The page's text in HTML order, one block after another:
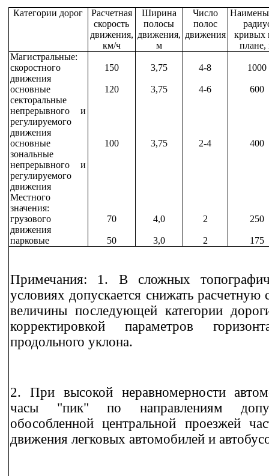
Категории дорог
Расчетная
скорость
движения,
км/ч
Ширина
полосы
движения,
м
Число
полос
движения
кривых
плане,
Магистральные:
скоростного
движения
150 3,75 4-8 1000
основные
секторальные
непрерывного и
регулируемого
движения
120 3,75 4-6 600
основные
зональные
непрерывного и
регулируемого
движения
100 3,75 2-4 400
Местного
значения:
грузового
движения
70 4,0 2 250
парковые 50 3,0 2 175
Примечания: 1. В сложных
условиях допускается снижать расчетную
величины последующей категории
корректировкой параметров
продольного уклона.
2. При высокой неравномерности
часы "пик" по направлениям
обособленной центральной проезжей
движения легковых автомобилей и